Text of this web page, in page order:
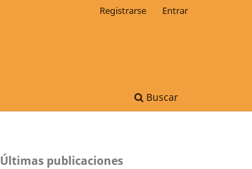
Buscar
Registrarse Entrar
Últimas publicaciones